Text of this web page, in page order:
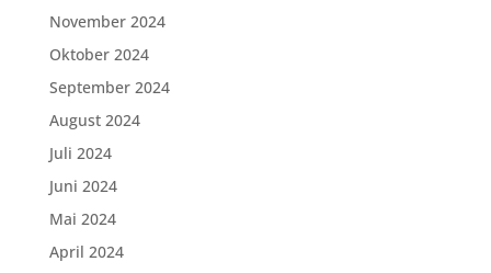
November 2024
Oktober 2024
September 2024
August 2024
Juli 2024
Juni 2024
Mai 2024
April 2024